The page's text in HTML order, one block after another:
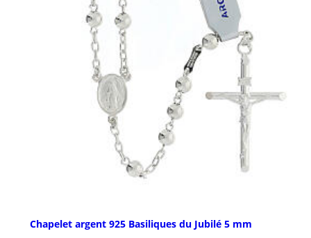
Chapelet argent 925 Basiliques du Jubilé 5 mm